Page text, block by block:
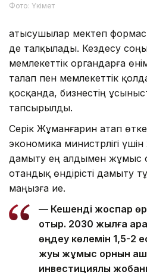
Фото: Үкімет
Қатысушылар мектеп
де талқылады. Кездесу
мемлекеттік органдарға
талап пен мемлекеттік
қосқанда, бизнестің
тапсырылды.
Серік Жұманғарин атап
экономика министрлігі үшін
дамыту ең алдымен жұмыс
отандық өндірісті дамыту
маңызға ие.
— Кешенді жоспар
отыр. 2030 жылға
өңдеу көлемін 1,5-2
жуық жұмыс орнын
инвестициялық